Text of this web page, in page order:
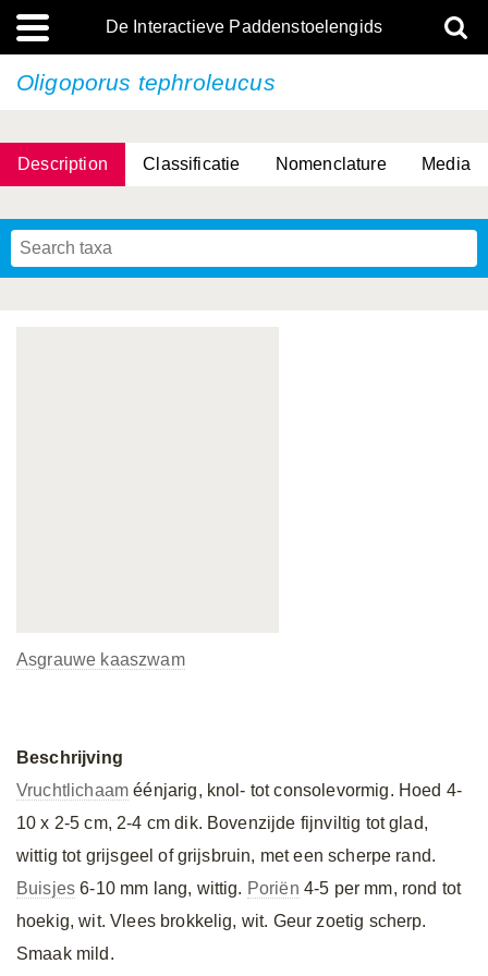
De Interactieve Paddenstoelengids
Oligoporus tephroleucus
Description Classificatie Nomenclature Media
Asgrauwe kaaszwam
Beschrijving
Vruchtlichaam éénjarig, knol- tot consolevormig. Hoed 4-
10 x 2-5 cm, 2-4 cm dik. Bovenzijde fijnviltig tot glad,
wittig tot grijsgeel of grijsbruin, met een scherpe rand.
Buisjes 6-10 mm lang, wittig. Poriën 4-5 per mm, rond tot
hoekig, wit. Vlees brokkelig, wit. Geur zoetig scherp.
Smaak mild.